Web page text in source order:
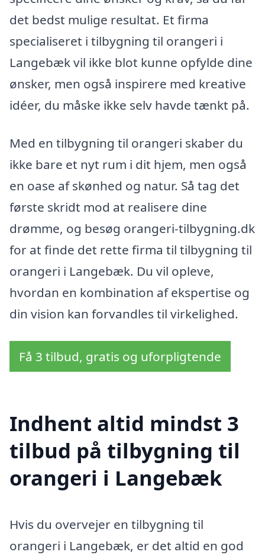
det bedst mulige resultat. Et firma
specialiseret i tilbygning til orangeri i
Langebæk vil ikke blot kunne opfylde dine
ønsker, men også inspirere med kreative
idéer, du måske ikke selv havde tænkt på.
Med en tilbygning til orangeri skaber du
ikke bare et nyt rum i dit hjem, men også
en oase af skønhed og natur. Så tag det
første skridt mod at realisere dine
drømme, og besøg orangeri-tilbygning.dk
for at finde det rette firma til tilbygning til
orangeri i Langebæk. Du vil opleve,
hvordan en kombination af ekspertise og
din vision kan forvandles til virkelighed.
Få 3 tilbud, gratis og uforpligtende
Indhent altid mindst 3
tilbud på tilbygning til
orangeri i Langebæk
Hvis du overvejer en tilbygning til
orangeri i Langebæk, er det altid en god